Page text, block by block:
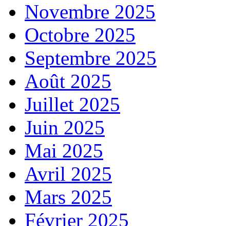
Novembre 2025
Octobre 2025
Septembre 2025
Août 2025
Juillet 2025
Juin 2025
Mai 2025
Avril 2025
Mars 2025
Février 2025